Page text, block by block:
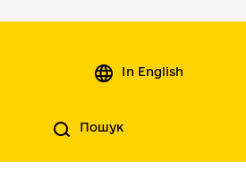
In English
Пошук